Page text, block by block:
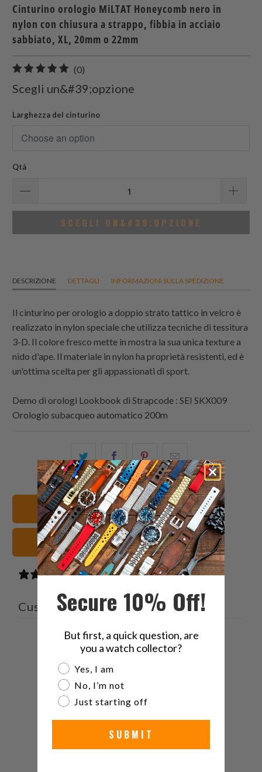
Cinturino orologio MiLTAT Honeycomb nero in
nylon con chiusura a strappo, fibbia in acciaio
sabbiato, XL, 20mm o 22mm
(0)
recensioni
totali
Scegli un&#39;opzione
Larghezza del cinturino
Qtà
SCEGLI UN&#39;OPZIONE
DESCRIZIONE DETTAGLI INFORMAZIONI SULLA SPEDIZIONE
Il cinturino per orologio a doppio strato tattico in velcro è
realizzato in nylon speciale che utilizza tecniche di tessitura
3-D. Il colore fresco mette in mostra la sua unica texture a
nido d'ape. Il materiale in nylon ha proprietà resistenti, ed è
un'ottima scelta per gli appassionati di sport.
Demo di orologi Lookbook diStrapcode : SEI SKX009
Orologio subacqueo automatico 200m
Condividi
questo
su
Twitter
Share
this
on
Facebook
Condividi
questo
su
Pinterest
this
to
a
friend
Vedi tutti i cinturini
neri Cinturini orologio
0 reviews
Customer reviews
0 / 5
Secure 10% Off!
But first, a quick question, are
you a watch collector?
Are you a watch collector?
Yes, I am
No, I’m not
Just starting off
SUBMIT